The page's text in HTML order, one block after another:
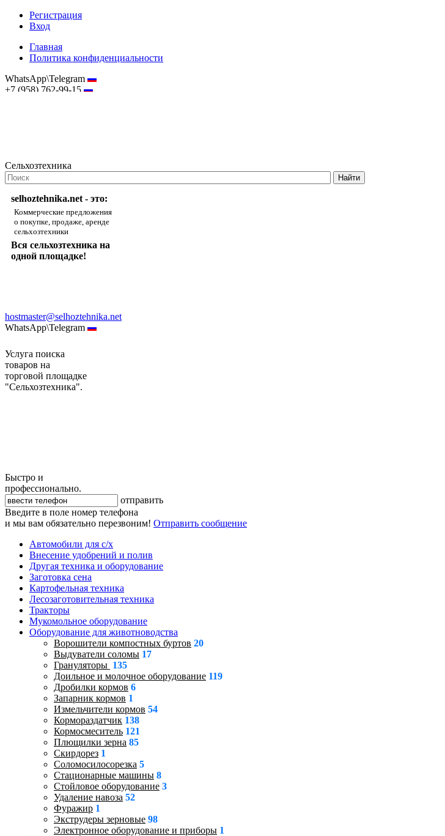
Регистрация
Вход
Главная
Политика конфиденциальности
WhatsApp\Telegram
+7 (958) 762-99-15
Сельхозтехника
selhoztehnika.net - это:
Коммерческие предложения
о покупке, продаже, аренде
сельхозтехники
Вся сельхозтехника на
одной площадке!
hostmaster@selhoztehnika.net
WhatsApp\Telegram
Услуга поиска
товаров на
торговой площадке
"Сельхозтехника".
Быстро и
профессионально.
отправить
Введите в поле номер телефона
и мы вам обязательно перезвоним! Отправить сообщение
Автомобили для с/х
Внесение удобрений и полив
Другая техника и оборудование
Заготовка сена
Картофельная техника
Лесозаготовительная техника
Тракторы
Мукомольное оборудование
Оборудование для животноводства
Ворошители компостных буртов 20
Выдуватели соломы 17
Грануляторы 135
Доильное и молочное оборудование 119
Дробилки кормов 6
Запарник кормов 1
Измельчители кормов 54
Кормораздатчик 138
Кормосмеситель 121
Плющилки зерна 85
Скирдорез 1
Соломосилосорезка 5
Стационарные машины 8
Стойловое оборудование 3
Удаление навоза 52
Фуражир 1
Экструдеры зерновые 98
Электронное оборудование и приборы 1